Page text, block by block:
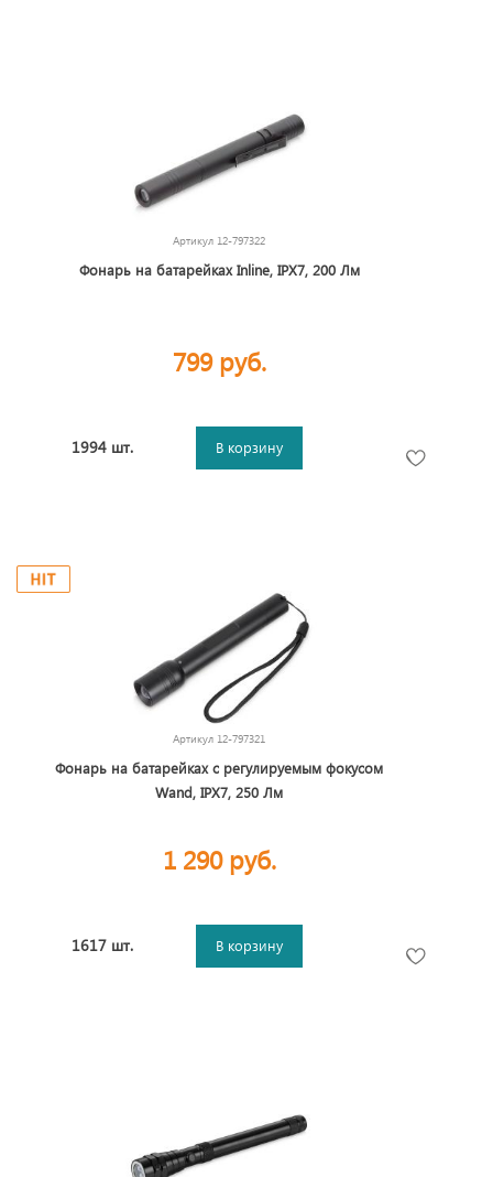
Артикул 12-797322
Фонарь на батарейках Inline, IPX7, 200 Лм
799 руб.
1994 шт. В корзину
Артикул 12-797321
Фонарь на батарейках с регулируемым фокусом
Wand, IPX7, 250 Лм
1 290 руб.
1617 шт. В корзину